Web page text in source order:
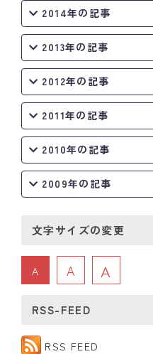
2014年の記事
2013年の記事
2012年の記事
2011年の記事
2010年の記事
2009年の記事
文字サイズの変更
A A A
RSS-FEED
RSS FEED